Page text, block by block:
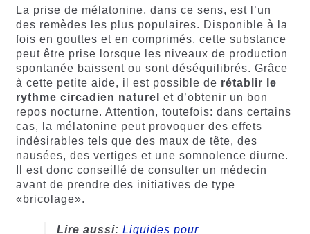
La prise de mélatonine, dans ce sens, est l’un
des remèdes les plus populaires. Disponible à la
fois en gouttes et en comprimés, cette substance
peut être prise lorsque les niveaux de production
spontanée baissent ou sont déséquilibrés. Grâce
à cette petite aide, il est possible de rétablir le
rythme circadien naturel
et d’obtenir un bon
repos nocturne. Attention, toutefois: dans certains
cas, la mélatonine peut provoquer des effets
indésirables tels que des maux de tête, des
nausées, des vertiges et une somnolence diurne.
Il est donc conseillé de consulter un médecin
avant de prendre des initiatives de type
«bricolage».
Lire aussi: Liquides pour